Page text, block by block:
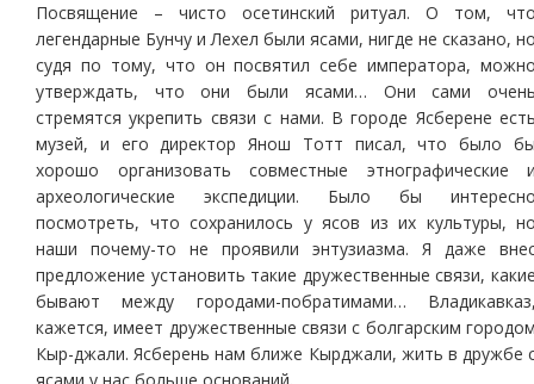
Посвящение – чисто осетинский ритуал. О том,
легендарные Бунчу и Лехел были ясами, нигде не сказано,
судя по тому, что он посвятил себе императора,
утверждать, что они были ясами… Они сами
стремятся укрепить связи с нами. В городе Ясберене
музей, и его директор Янош Тотт писал, что было
хорошо организовать совместные этнографические
археологические экспедиции. Было бы
посмотреть, что сохранилось у ясов из их культуры,
наши почему-то не проявили энтузиазма. Я даже
предложение установить такие дружественные связи,
бывают между городами-побратимами…
кажется, имеет дружественные связи с болгарским
Кыр-джали. Ясберень нам ближе Кырджали, жить в дружбе